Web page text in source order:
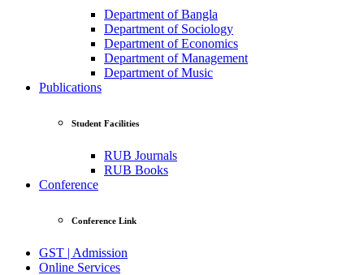
Department of Bangla
Department of Sociology
Department of Economics
Department of Management
Department of Music
Publications
Student Facilities
RUB Journals
RUB Books
Conference
Conference Link
GST | Admission
Online Services